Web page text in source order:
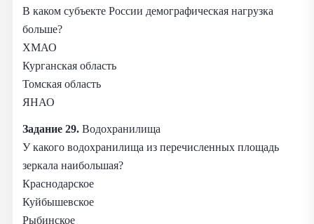
В каком субъекте России демографическая нагрузка
больше?
ХМАО
Курганская область
Томская область
ЯНАО
Задание 29. Водохранилища
У какого водохранилища из перечисленных площадь
зеркала наибольшая?
Краснодарское
Куйбышевское
Рыбинское